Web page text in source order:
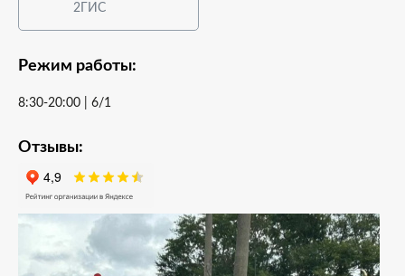
2ГИС
Режим работы:
8:30-20:00 | 6/1
Отзывы: